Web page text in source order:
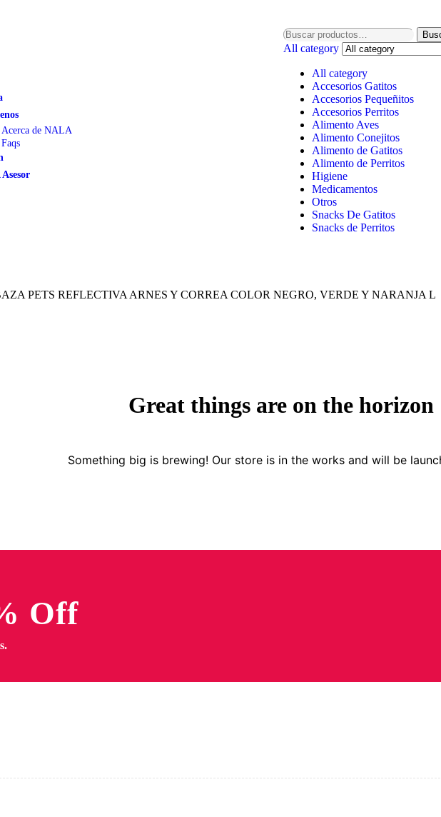
Acerca de NALA
Faqs
All category
All category
Accesorios Gatitos
Accesorios Pequeñitos
Accesorios Perritos
Alimento Aves
Alimento Conejitos
Alimento de Gatitos
Alimento de Perritos
Higiene
Medicamentos
Otros
Snacks De Gatitos
Snacks de Perritos
PETS REFLECTIVA ARNES Y CORREA COLOR NEGRO, VERDE Y NARANJA L
Great things are on the horizon
Something big is brewing! Our store is in the works and will be
Off